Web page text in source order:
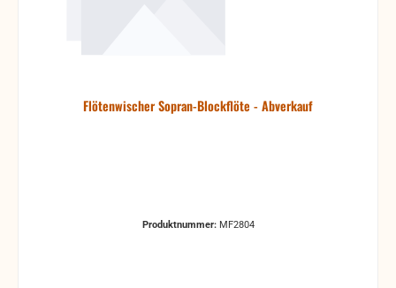
Flötenwischer Sopran-Blockflöte - Abverkauf
Produktnummer: MF2804